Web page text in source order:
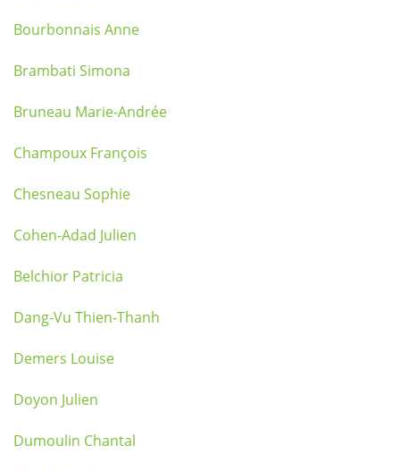
Bourbonnais Anne
Brambati Simona
Bruneau Marie-Andrée
Champoux François
Chesneau Sophie
Cohen-Adad Julien
Belchior Patricia
Dang-Vu Thien-Thanh
Demers Louise
Doyon Julien
Dumoulin Chantal